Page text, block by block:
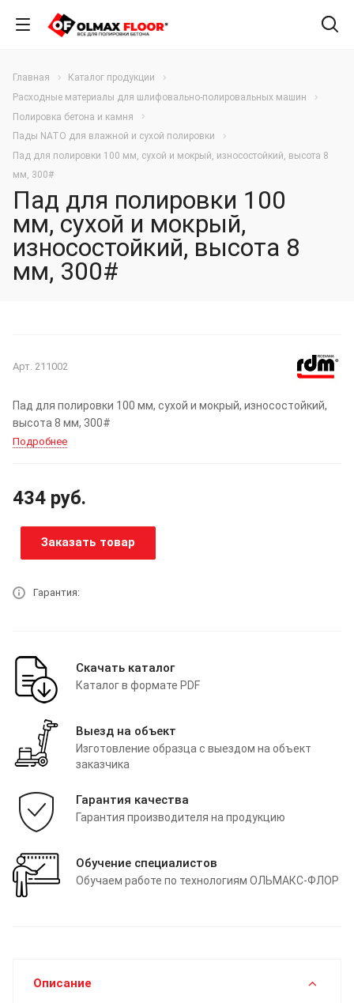
Главная
Каталог продукции
Расходные материалы для шлифовально-полировальных машин
Полировка бетона и камня
Пады NATO для влажной и сухой полировки
Пад для полировки 100 мм, сухой и мокрый, износостойкий, высота 8
мм, 300#
Пад для полировки 100
мм, сухой и мокрый,
износостойкий, высота 8
мм, 300#
Арт. 211002
Пад для полировки 100 мм, сухой и мокрый, износостойкий,
высота 8 мм, 300#
Подробнее
434 руб.
Заказать товар
Гарантия:
Скачать каталог
Каталог в формате PDF
Выезд на объект
Изготовление образца с выездом на объект
заказчика
Гарантия качества
Гарантия производителя на продукцию
Обучение специалистов
Обучаем работе по технологиям ОЛЬМАКС-ФЛОР
Описание